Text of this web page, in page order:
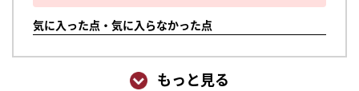
気に入った点・気に入らなかった点
もっと見る